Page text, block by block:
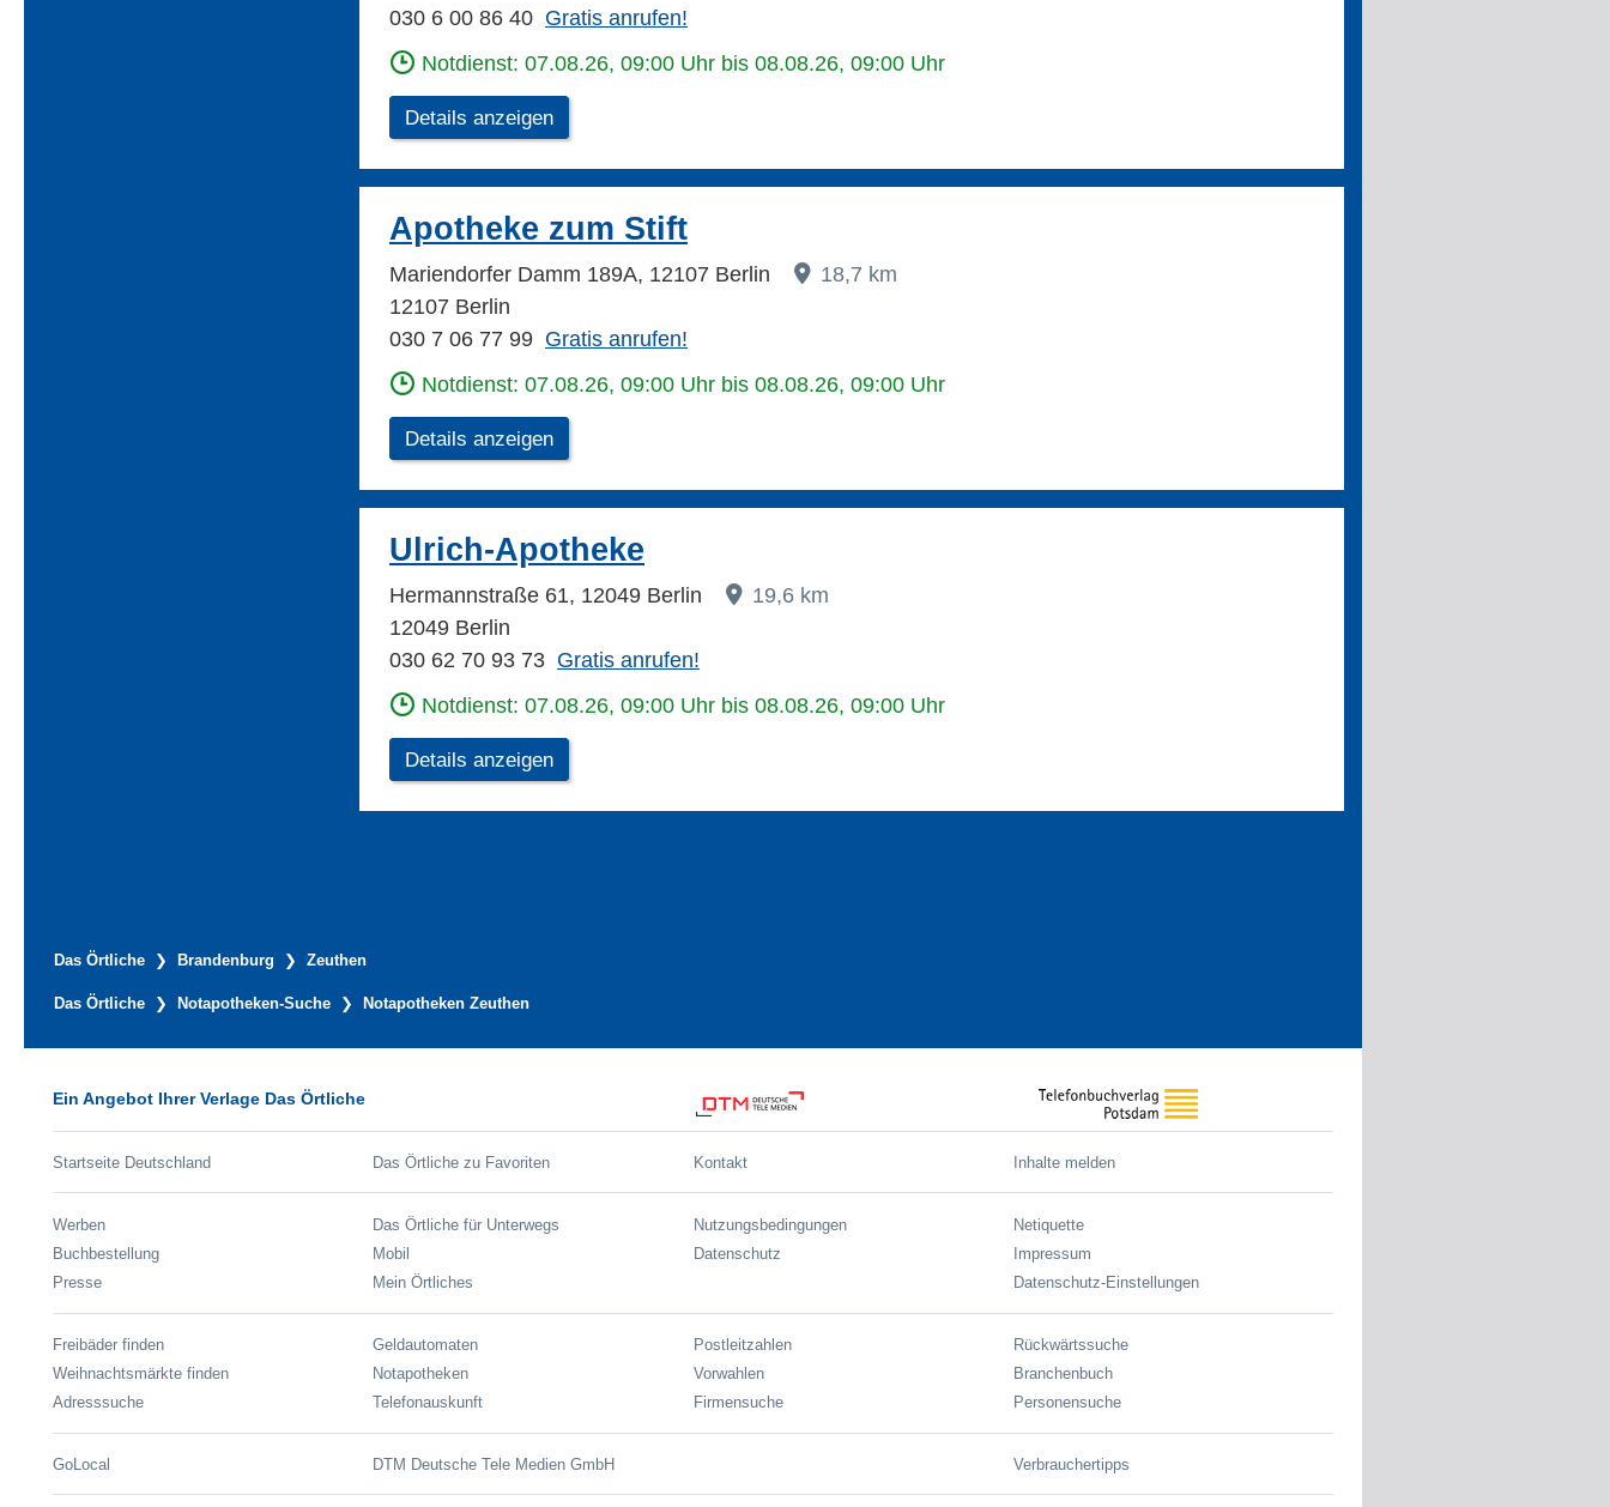
030 6 00 86 40 Gratis anrufen!
Notdienst: 07.08.26, 09:00 Uhr bis 08.08.26, 09:00 Uhr
Details anzeigen
Apotheke zum Stift
Mariendorfer Damm 189A, 12107 Berlin
18,7 km
12107 Berlin
030 7 06 77 99 Gratis anrufen!
Notdienst: 07.08.26, 09:00 Uhr bis 08.08.26, 09:00 Uhr
Details anzeigen
Ulrich-Apotheke
Hermannstraße 61, 12049 Berlin
19,6 km
12049 Berlin
030 62 70 93 73 Gratis anrufen!
Notdienst: 07.08.26, 09:00 Uhr bis 08.08.26, 09:00 Uhr
Details anzeigen
Das Örtliche Brandenburg Zeuthen
Das Örtliche Notapotheken-Suche Notapotheken Zeuthen
Ein Angebot Ihrer Verlage Das Örtliche
Startseite Deutschland Das Örtliche zu Favoriten Kontakt Inhalte melden
Werben
Buchbestellung
Presse
Das Örtliche für Unterwegs
Mobil
Mein Örtliches
Nutzungsbedingungen
Datenschutz
Netiquette
Impressum
Datenschutz-Einstellungen
Freibäder finden
Weihnachtsmärkte finden
Adresssuche
Geldautomaten
Notapotheken
Telefonauskunft
Postleitzahlen
Vorwahlen
Firmensuche
Rückwärtssuche
Branchenbuch
Personensuche
GoLocal DTM Deutsche Tele Medien GmbH Verbrauchertipps